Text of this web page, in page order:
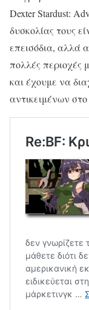
Dexter Stardust:
δυσκολίας τους
επεισόδια, αλλά
πολλές περιοχές
και έχουμε να
αντικειμένων στο